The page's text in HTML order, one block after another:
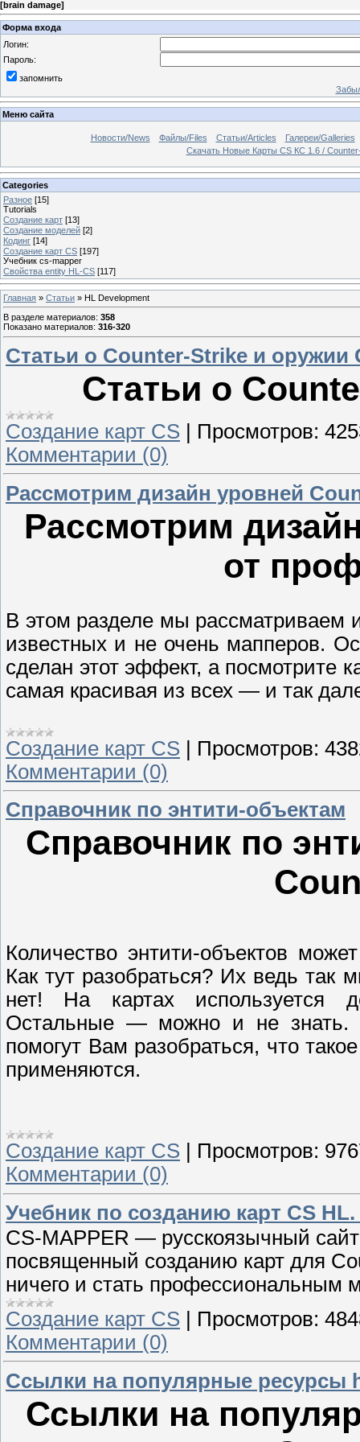
[brain damage]
Форма входа
Логин:
Пароль:
запомнить
Меню сайта
Новости/News Файлы/Files Статьи/Articles
Галереи/Galleries
Скачать Новые Карты CS КС 1.6 /
Categories
Разное [15]
Tutorials
Создание карт [13]
Создание моделей [2]
Кодинг [14]
Создание карт CS [197]
Учебник cs-mapper
Свойства entity HL-CS [117]
Главная » Статьи » HL Development
В разделе материалов: 358
Показано материалов: 316-320
Статьи о Counter-Strike и оружии
Статьи о
Создание карт CS Просмотров:
Комментарии (0)
Рассмотрим дизайн уровней
Рассмотрим
от
В этом разделе мы рассматриваем
известных и не очень мапперов.
сделан этот эффект, а посмотрите
самая красивая из всех — и так
Создание карт CS | Просмотров:
Комментарии (0)
Справочник по энтити-объектам
Справочник по
Количество энтити-объектов
Как тут разобраться? Их ведь так
нет! На картах используется
Остальные — можно и не знать.
помогут Вам разобраться, что
применяются.
Создание карт CS Просмотров:
Комментарии (0)
Учебник по созданию карт CS
CS-MAPPER — русскоязычный
посвященный созданию карт для
ничего и стать профессиональным
Создание карт CS
Просмотров:
Комментарии (0)
Ссылки на популярные ресурсы
Ссылки на